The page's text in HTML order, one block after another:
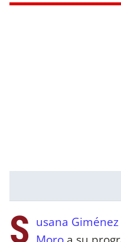
S usana Giménez